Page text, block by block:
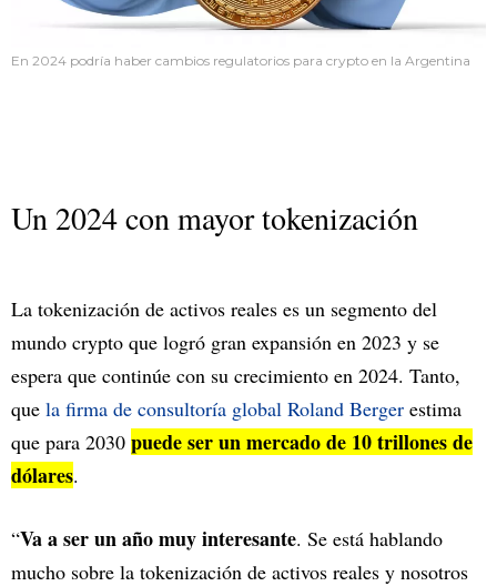
En 2024 podría haber cambios regulatorios para crypto en la Argentina
Un 2024 con mayor tokenización
La tokenización de activos reales es un segmento del
mundo crypto que logró gran expansión en 2023 y se
espera que continúe con su crecimiento en 2024. Tanto,
que la firma de consultoría global Roland Berger estima
que para 2030 puede ser un mercado de 10 trillones de
dólares.
“Va a ser un año muy interesante. Se está hablando
mucho sobre la tokenización de activos reales y nosotros